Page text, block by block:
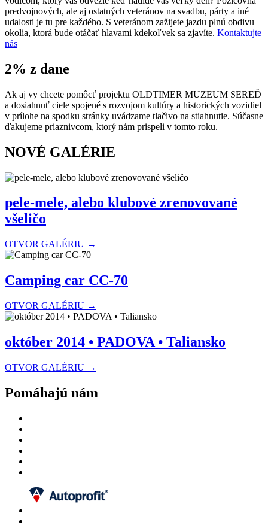
predvojnových, ale aj ostatných veteránov na svadbu, párty a iné
udalosti je tu pre každého. S veteránom zažijete jazdu plnú obdivu
okolia, ktorá bude otáčať hlavami kdekoľvek sa zjavíte. Kontaktujte
nás
2% z dane
Ak aj vy chcete pomôcť projektu OLDTIMER MUZEUM SEREĎ
a dosiahnuť ciele spojené s rozvojom kultúry a historických vozidiel
v prílohe na spodku stránky uvádzame tlačivo na stiahnutie. Súčasne
ďakujeme priaznivcom, ktorý nám prispeli v tomto roku.
NOVÉ GALÉRIE
pele-mele, alebo klubové zrenovované
všeličo
OTVOR GALÉRIU →
Camping car CC-70
OTVOR GALÉRIU →
október 2014 • PADOVA • Taliansko
OTVOR GALÉRIU →
Pomáhajú nám